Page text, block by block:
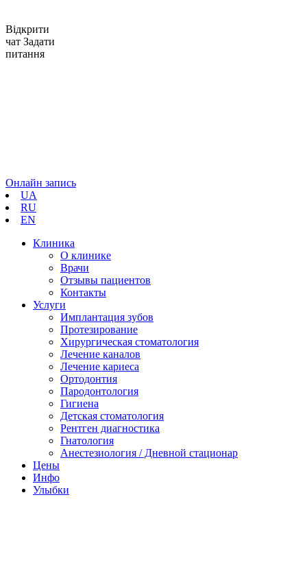
Відкрити
чат Задати
питання
Онлайн запись
UA
RU
EN
Клиника
О клинике
Врачи
Отзывы пациентов
Контакты
Услуги
Имплантация зубов
Протезирование
Хирургическая стоматология
Лечение каналов
Лечение кариеса
Ортодонтия
Пародонтология
Гигиена
Детская стоматология
Рентген диагностика
Гнатология
Анестезиология / Дневной стационар
Цены
Инфо
Улыбки